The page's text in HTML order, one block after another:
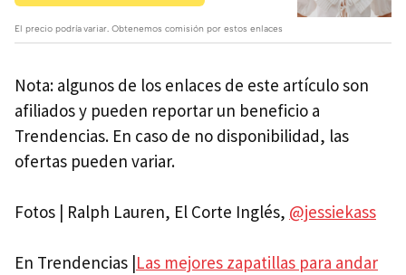
El precio podría variar. Obtenemos comisión por estos enlaces
Nota: algunos de los enlaces de este artículo son
afiliados y pueden reportar un beneficio a
Trendencias. En caso de no disponibilidad, las
ofertas pueden variar.
Fotos | Ralph Lauren, El Corte Inglés, @jessiekass
En Trendencias |Las mejores zapatillas para andar